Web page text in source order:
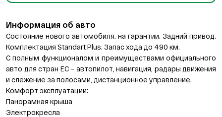
Информация об авто
Состояние нового автомобиля. на гарантии. Задний привод.
Комплектация Standart Plus. Запас хода до 490 км.
С полным функционалом и преимуществами официального
авто для стран ЕС – автопилот, навигация, радары движения
и слежение за полосами, дистанционное управление.
Комфорт эксплуатации:
Панорамная крыша
Электрокресла